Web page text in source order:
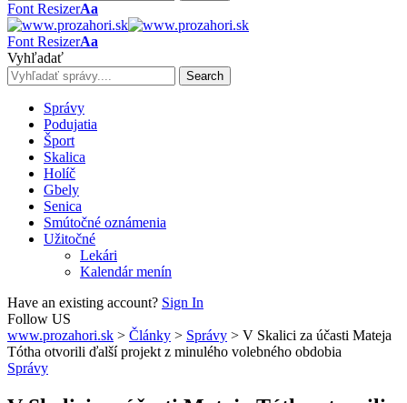
Font ResizerAa
Font ResizerAa
Vyhľadať
Správy
Podujatia
Šport
Skalica
Holíč
Gbely
Senica
Smútočné oznámenia
Užitočné
Lekári
Kalendár menín
Have an existing account? Sign In
Follow US
www.prozahori.sk > Články > Správy > V Skalici za účasti Mateja
Tótha otvorili ďalší projekt z minulého volebného obdobia
Správy